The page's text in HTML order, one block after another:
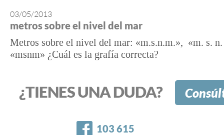
03/05/2013
metros sobre el nivel del mar
Metros sobre el nivel del mar: «m.s.n.m.», «m. s.
«msnm» ¿Cuál es la grafía correcta?
¿TIENES UNA DUDA?
Facebook
103 615